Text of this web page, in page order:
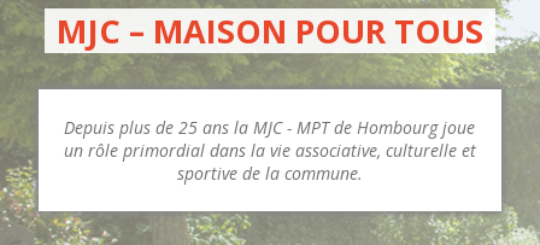
MJC – MAISON POUR TOUS
Depuis plus de 25 ans la MJC - MPT de Hombourg joue
un rôle primordial dans la vie associative, culturelle et
sportive de la commune.